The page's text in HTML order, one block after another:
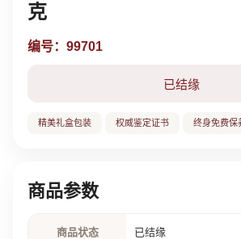
克
编号：99701
已结缘
精美礼盒包装 权威鉴定证书 终身免费保
商品参数
商品状态 已结缘